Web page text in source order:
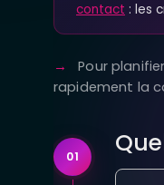
contact : les
Pour
rapidement la
01